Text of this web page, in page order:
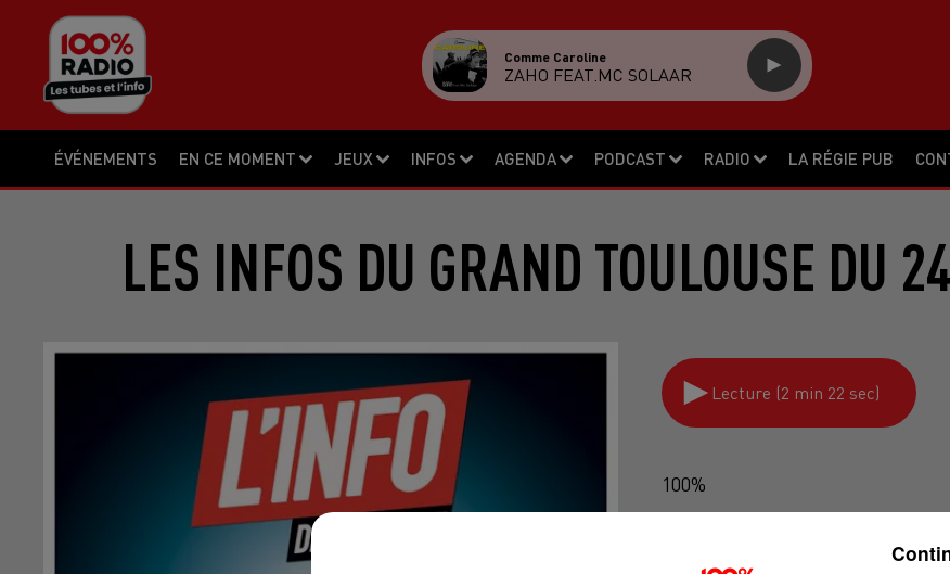
ÉVÉNEMENTS EN CE MOMENT JEUX INFOS AGENDA PODCAST RADIO LA RÉGIE PUB
Comme Caroline
ZAHO FEAT.MC SOLAAR
LES INFOS DU GRAND TOULOUSE DU
Lecture (2 min 22 sec)
100%